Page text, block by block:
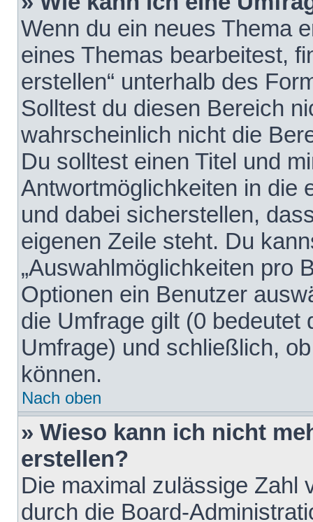
Wenn du ein neues Thema
eines Themas bearbeitest,
erstellen“ unterhalb des
Solltest du diesen Bereich
wahrscheinlich nicht die
Du solltest einen Titel und
Antwortmöglichkeiten in die
und dabei sicherstellen,
eigenen Zeile steht. Du
„Auswahlmöglichkeiten pro
Optionen ein Benutzer
die Umfrage gilt (0 bedeutet
Umfrage) und schließlich,
können.
Nach oben
» Wieso kann ich nicht
erstellen?
Die maximal zulässige Zahl
durch die Board-